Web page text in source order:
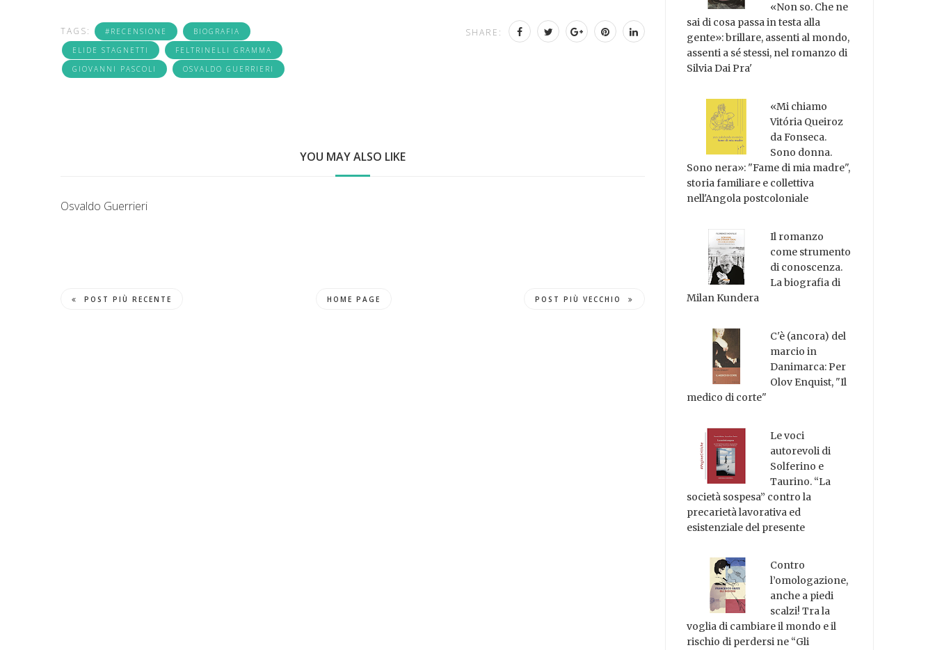
TAGS: #RECENSIONE
BIOGRAFIA
ELIDE STAGNETTI
FELTRINELLI GRAMMA
GIOVANNI PASCOLI
OSVALDO GUERRIERI
SHARE:
YOU MAY ALSO LIKE
Osvaldo Guerrieri
POST PIÙ RECENTE HOME PAGE POST PIÙ VECCHIO
«Non so. Che ne
sai di cosa passa in testa alla
gente»: brillare, assenti al mondo,
assenti a sé stessi, nel romanzo di
Silvia Dai Pra'
«Mi chiamo
Vitória Queiroz
da Fonseca.
Sono donna.
Sono nera»: "Fame di mia madre",
storia familiare e collettiva
nell'Angola postcoloniale
Il romanzo
come strumento
di conoscenza.
La biografia di
Milan Kundera
C'è (ancora) del
marcio in
Danimarca: Per
Olov Enquist, "Il
medico di corte"
Le voci
autorevoli di
Solferino e
Taurino. “La
società sospesa” contro la
precarietà lavorativa ed
esistenziale del presente
Contro
l’omologazione,
anche a piedi
scalzi! Tra la
voglia di cambiare il mondo e il
rischio di perdersi ne “Gli